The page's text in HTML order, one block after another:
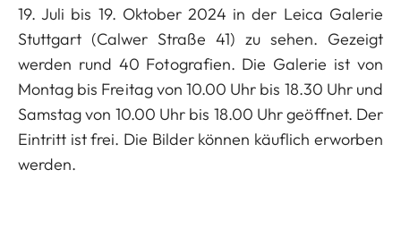
19. Juli bis 19. Oktober 2024 in der Leica Galerie
Stuttgart (Calwer Straße 41) zu sehen. Gezeigt
werden rund 40 Fotografien. Die Galerie ist von
Montag bis Freitag von 10.00 Uhr bis 18.30 Uhr und
Samstag von 10.00 Uhr bis 18.00 Uhr geöffnet. Der
Eintritt ist frei. Die Bilder können käuflich erworben
werden.